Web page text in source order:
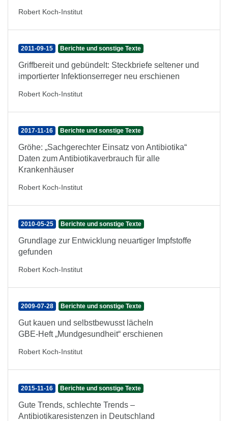
Robert Koch-Institut
2011-09-15 Berichte und sonstige Texte
Griffbereit und gebündelt: Steckbriefe seltener und
importierter Infektionserreger neu erschienen
Robert Koch-Institut
2017-11-16 Berichte und sonstige Texte
Gröhe: „Sachgerechter Einsatz von Antibiotika“
Daten zum Antibiotikaverbrauch für alle
Krankenhäuser
Robert Koch-Institut
2010-05-25 Berichte und sonstige Texte
Grundlage zur Entwicklung neuartiger Impfstoffe
gefunden
Robert Koch-Institut
2009-07-28 Berichte und sonstige Texte
Gut kauen und selbstbewusst lächeln
GBE-Heft „Mundgesundheit“ erschienen
Robert Koch-Institut
2015-11-16 Berichte und sonstige Texte
Gute Trends, schlechte Trends –
Antibiotikaresistenzen in Deutschland